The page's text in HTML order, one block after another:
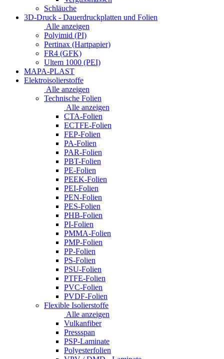
Schläuche
3D-Druck - Dauerdruckplatten und Folien
Alle anzeigen
Polyimid (PI)
Pertinax (Hartpapier)
FR4 (GFK)
Ultem 1000 (PEI)
MAPA-PLAST
Elektroisolierstoffe
Alle anzeigen
Technische Folien
Alle anzeigen
CTA-Folien
ECTFE-Folien
FEP-Folien
PA-Folien
PAR-Folien
PBT-Folien
PE-Folien
PEEK-Folien
PEI-Folien
PEN-Folien
PES-Folien
PHB-Folien
PI-Folien
PMMA-Folien
PMP-Folien
PP-Folien
PS-Folien
PSU-Folien
PTFE-Folien
PVC-Folien
PVDF-Folien
Flexible Isolierstoffe
Alle anzeigen
Vulkanfiber
Pressspan
PSP-Laminate
Polyesterfolien